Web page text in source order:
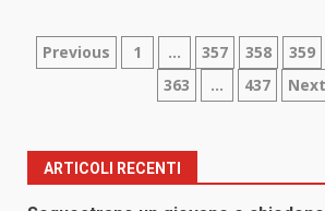
Paginazione
articoli
Previous 1 … 357 358 359
363
… 437 Next
ARTICOLI RECENTI